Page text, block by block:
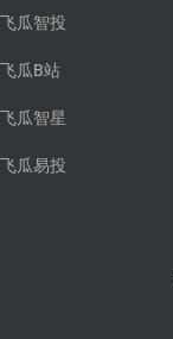
飞瓜智投
飞瓜B站
飞瓜智星
飞瓜易投